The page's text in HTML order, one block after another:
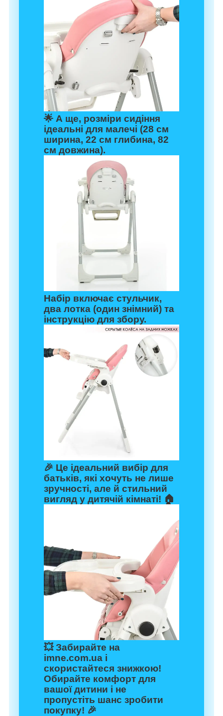
🌟 А ще, розміри сидіння
ідеальні для малечі (28 см
ширина, 22 см глибина, 82
см довжина).
Набір включає стульчик,
два лотка (один знімний) та
інструкцію для збору.
🎉 Це ідеальний вибір для
батьків, які хочуть не лише
зручності, але й стильний
вигляд у дитячій кімнаті! 🏠
💥 Забирайте на
imne.com.ua і
скористайтеся знижкою!
Обирайте комфорт для
вашої дитини і не
пропустіть шанс зробити
покупку! 🎉